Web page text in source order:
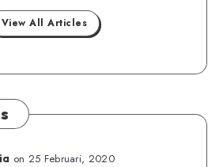
View All Articles
on 25 Februari, 2020